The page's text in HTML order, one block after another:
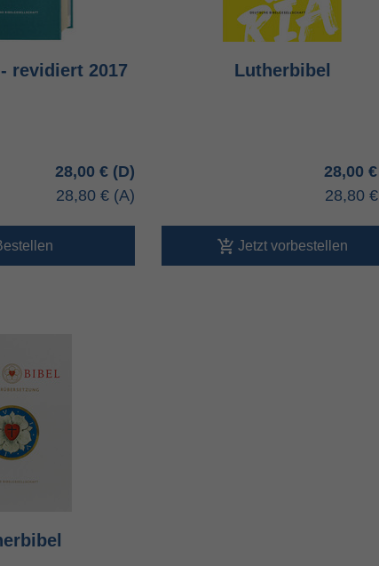
revidiert 2017
28,00 €
28,80 €
Lutherbibel
28,00 €
28,80 €
Jetzt vorbestellen